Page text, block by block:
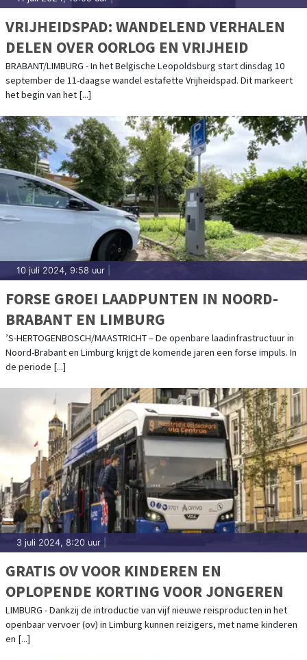
VRIJHEIDSPAD: WANDELEND VERHALEN
DELEN OVER OORLOG EN VRIJHEID
BRABANT/LIMBURG - In het Belgische Leopoldsburg start dinsdag 10
september de 11-daagse wandel estafette Vrijheidspad. Dit markeert
het begin van het [...]
10 juli 2024, 9:58 uur
FORSE GROEI LAADPUNTEN IN NOORD-
BRABANT EN LIMBURG
’S-HERTOGENBOSCH/MAASTRICHT – De openbare laadinfrastructuur in
Noord-Brabant en Limburg krijgt de komende jaren een forse impuls. In
de periode [...]
3 juli 2024, 8:20 uur
GRATIS OV VOOR KINDEREN EN
OPLOPENDE KORTING VOOR JONGEREN
LIMBURG - Dankzij de introductie van vijf nieuwe reisproducten in het
openbaar vervoer (ov) in Limburg kunnen reizigers, met name kinderen
en [...]